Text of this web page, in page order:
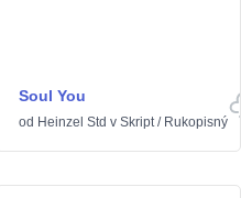
Soul You
od Heinzel Std v Skript/ Rukopisný